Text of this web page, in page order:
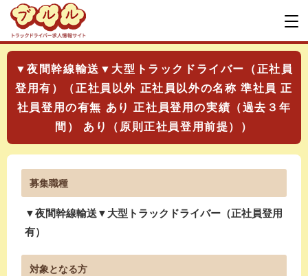
▼夜間幹線輸送▼大型トラックドライバー（正社員
登用有）（正社員以外 正社員以外の名称 準社員 正
社員登用の有無 あり 正社員登用の実績（過去３年
間） あり（原則正社員登用前提））
募集職種
▼夜間幹線輸送▼大型トラックドライバー（正社員登用
有）
対象となる方